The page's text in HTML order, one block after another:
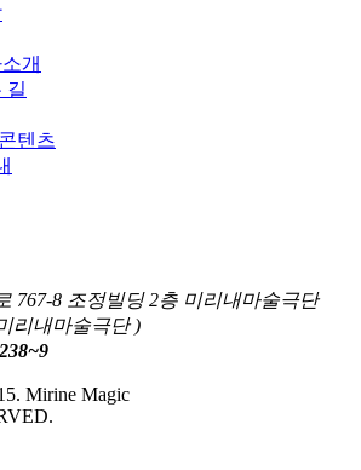
767-8 조정빌딩 2층 미리내마술극단
리내마술극단 )
Mirine Magic